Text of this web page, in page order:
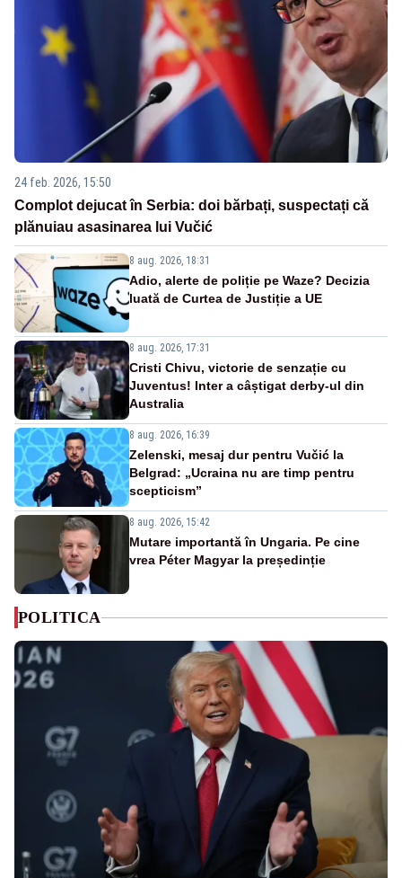
24 feb. 2026, 15:50
Complot dejucat în Serbia: doi bărbați, suspectați că
plănuiau asasinarea lui Vučić
8 aug. 2026, 18:31
Adio, alerte de poliție pe Waze? Decizia
luată de Curtea de Justiție a UE
8 aug. 2026, 17:31
Cristi Chivu, victorie de senzație cu
Juventus! Inter a câștigat derby-ul din
Australia
8 aug. 2026, 16:39
Zelenski, mesaj dur pentru Vučić la
Belgrad: „Ucraina nu are timp pentru
scepticism”
8 aug. 2026, 15:42
Mutare importantă în Ungaria. Pe cine
vrea Péter Magyar la președinție
POLITICA